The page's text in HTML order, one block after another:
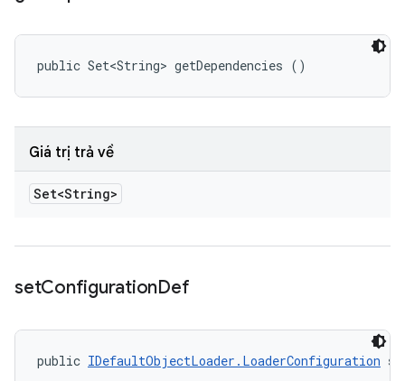
public Set<String> getDependencies ()
Giá trị trả về
Set<String>
setConfigurationDef
public IDefaultObjectLoader.LoaderConfiguration